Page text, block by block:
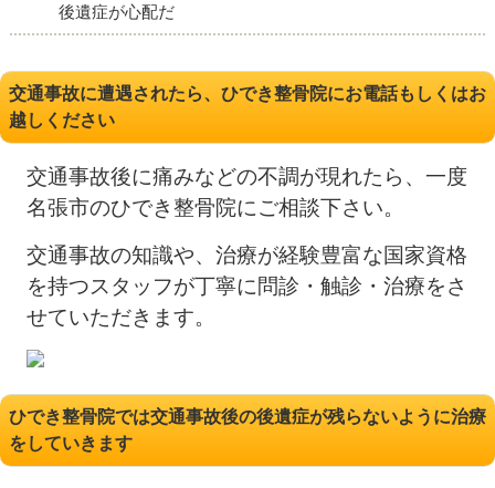
後遺症が心配だ
交通事故に遭遇されたら、ひでき整骨院にお電話もしくはお
越しください
交通事故後に痛みなどの不調が現れたら、一度
名張市のひでき整骨院にご相談下さい。
交通事故の知識や、治療が経験豊富な国家資格
を持つスタッフが丁寧に問診・触診・治療をさ
せていただきます。
ひでき整骨院では交通事故後の後遺症が残らないように治療
をしていきます